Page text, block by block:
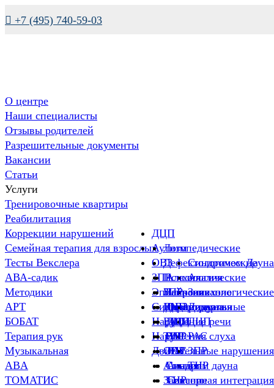
 +7 (495) 740-59-03
О центре
Наши специалисты
Отзывы родителей
Разрешительные документы
Вакансии
Статьи
Услуги
Тренировочные квартиры
Реабилитация
ДЦП
Аутизм
ОВЗ
ЗПР
Эпилепсия
Синдром дауна
Нарушение речи
Нарушения слуха
Двигательные нарушения
Коррекции нарушений
Логопедические
Синдромом Дауна
Алалия
Заикание
Дизартия
ДЦП
РАС
ЗПР
ТНР
Дефектологические
Алалия
Заикание
Дизартрия
ДЦП
РАС
ЗПР
Синдром дауна
ТНР
Психологические
ЗПР
ДЦП
РАС
ТНР
ОВЗ
Алалия
Заикание
Нейропсихологические
ОВЗ
ДЦП
ЗПР
РАС
Алалия
Сенсорная интеграция
Индивидуальные
Семейная терапия для взрослых
Тесты Векслера
АВА-садик
Методики
АРТ
БОБАТ
Терапия рук
Музыкальная
ABA
ТОМАТИС